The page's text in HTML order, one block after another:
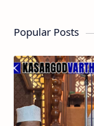
Popular Posts